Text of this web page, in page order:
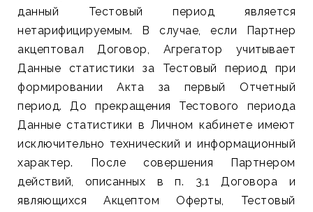
данный Тестовый период является
нетарифицируемым. В случае, если Партнер
акцептовал Договор, Агрегатор учитывает
Данные статистики за Тестовый период при
формировании Акта за первый Отчетный
период. До прекращения Тестового периода
Данные статистики в Личном кабинете имеют
исключительно технический и информационный
характер. После совершения Партнером
действий, описанных в п. 3.1 Договора и
являющихся Акцептом Оферты, Тестовый